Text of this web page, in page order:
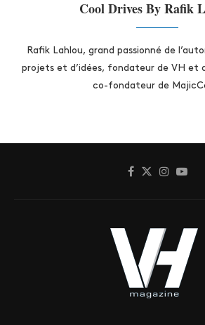
Cool Drives By Rafik
Rafik Lahlou, grand passionné de
projets et d’idées, fondateur de VH et
co-fondateur de